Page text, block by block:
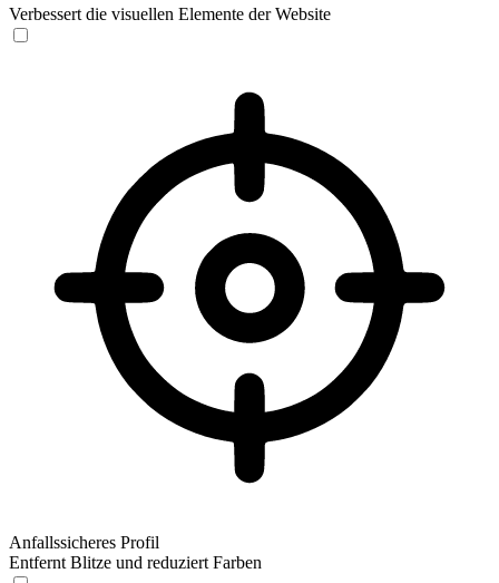
Verbessert die visuellen Elemente der Website
Anfallssicheres Profil
Entfernt Blitze und reduziert Farben